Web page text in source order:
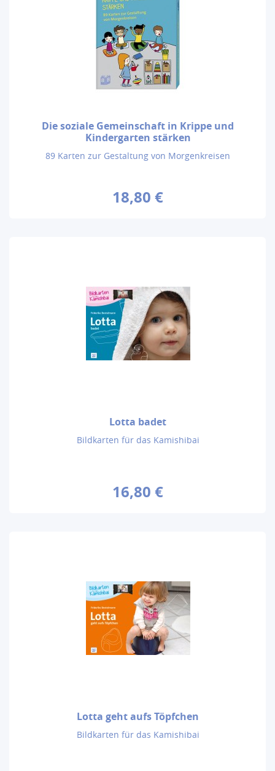
Die soziale Gemeinschaft in Krippe und
Kindergarten stärken
89 Karten zur Gestaltung von Morgenkreisen
18,80 €
Lotta badet
Bildkarten für das Kamishibai
16,80 €
Lotta geht aufs Töpfchen
Bildkarten für das Kamishibai